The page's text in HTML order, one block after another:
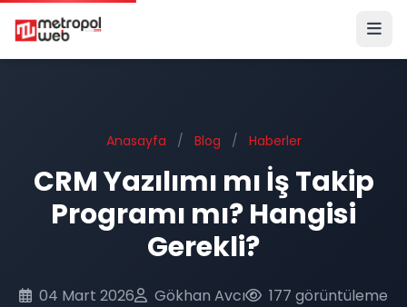
Ana içeriğe geç
Anasayfa / Blog / Haberler
CRM Yazılımı mı İş Takip
Programı mı? Hangisi
Gerekli?
04 Mart 2026 Gökhan Avcı 177 görüntüleme